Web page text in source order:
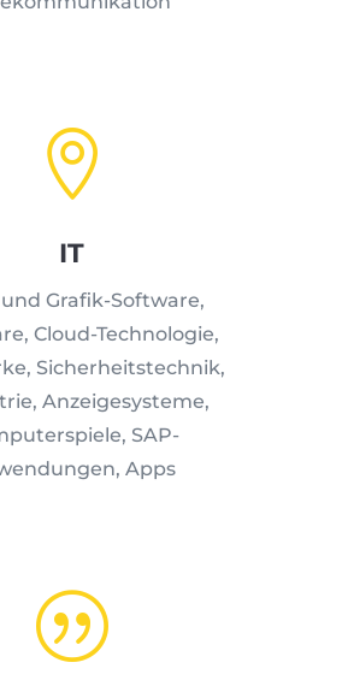

IT
Grafik-Software,
Cloud-Technologie,
Sicherheitstechnik,
Anzeigesysteme,
SAP-
Apps
|